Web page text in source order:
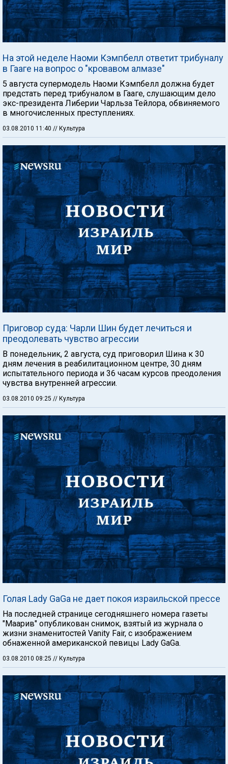
На этой неделе Наоми Кэмпбелл ответит трибуналу
в Гааге на вопрос о "кровавом алмазе"
5 августа супермодель Наоми Кэмпбелл должна будет
предстать перед трибуналом в Гааге, слушающим дело
экс-президента Либерии Чарльза Тейлора, обвиняемого
в многочисленных преступлениях.
03.08.2010 11:40 // Культура
Приговор суда: Чарли Шин будет лечиться и
преодолевать чувство агрессии
В понедельник, 2 августа, суд приговорил Шина к 30
дням лечения в реабилитационном центре, 30 дням
испытательного периода и 36 часам курсов преодоления
чувства внутренней агрессии.
03.08.2010 09:25 // Культура
Голая Lady GaGa не дает покоя израильской прессе
На последней странице сегодняшнего номера газеты
"Маарив" опубликован снимок, взятый из журнала о
жизни знаменитостей Vanity Fair, с изображением
обнаженной американской певицы Lady GaGa.
03.08.2010 08:25 // Культура